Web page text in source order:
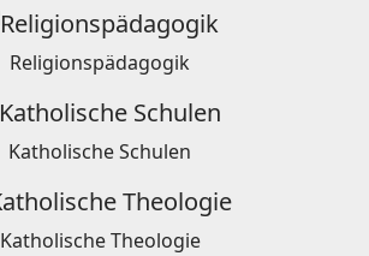
Religionspädagogik
Katholische Schulen
Katholische Theologie